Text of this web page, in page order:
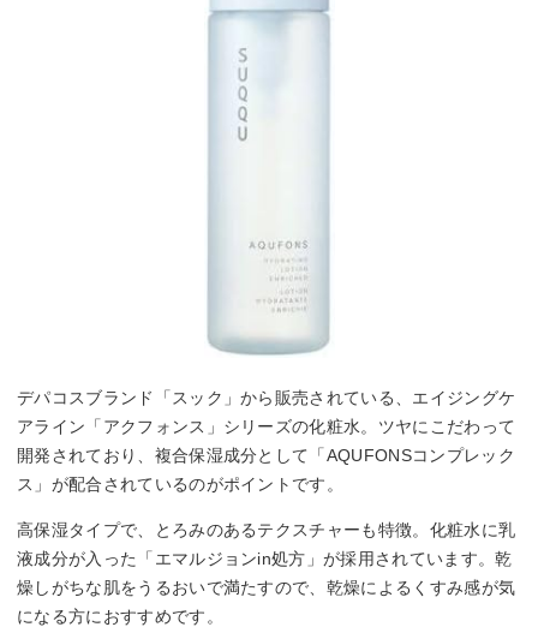
デパコスブランド「スック」から販売されている、エイジングケ
アライン「アクフォンス」シリーズの化粧水。ツヤにこだわって
開発されており、複合保湿成分として「AQUFONSコンプレック
ス」が配合されているのがポイントです。
高保湿タイプで、とろみのあるテクスチャーも特徴。化粧水に乳
液成分が入った「エマルジョンin処方」が採用されています。乾
燥しがちな肌をうるおいで満たすので、乾燥によるくすみ感が気
になる方におすすめです。